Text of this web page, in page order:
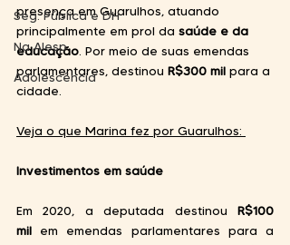
Seg. Pública e DH
Na Alesp
Adolescência
presença em Guarulhos, atuando
principalmente em prol da saúde e da
educação. Por meio de suas emendas
parlamentares, destinou R$300 mil para a
cidade.
Veja o que Marina fez por Guarulhos:
Investimentos em saúde
Em 2020, a deputada destinou R$100
mil